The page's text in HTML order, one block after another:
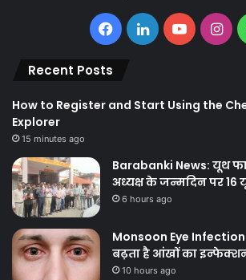
Facebook
LinkedInYouTube
Recent Posts
How to Register and Start Using the
Explorer
15 minutes ago
Barabanki News: यूथ
अध्यक्ष के जन्मदिन पर 16
6 hours ago
Monsoon Eye
बढ़ता है आंखों का
10 hours ago